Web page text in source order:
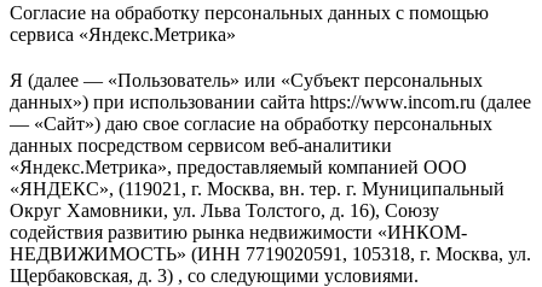
Согласие на обработку персональных данных с помощью
сервиса «Яндекс.Метрика»
Я (далее — «Пользователь» или «Субъект персональных
данных») при использовании сайта https://www.incom.ru (далее
— «Сайт») даю свое согласие на обработку персональных
данных посредством сервисом веб-аналитики
«Яндекс.Метрика», предоставляемый компанией ООО
«ЯНДЕКС», (119021, г. Москва, вн. тер. г. Муниципальный
Округ Хамовники, ул. Льва Толстого, д. 16), Союзу
содействия развитию рынка недвижимости «ИНКОМ-
НЕДВИЖИМОСТЬ» (ИНН 7719020591, 105318, г. Москва, ул.
Щербаковская, д. 3) , со следующими условиями.